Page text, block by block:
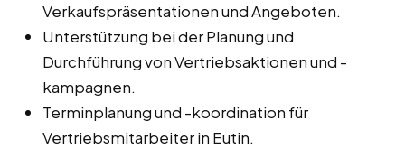
Verkaufspräsentationen und Angeboten.
Unterstützung bei der Planung und
Durchführung von Vertriebsaktionen und -
kampagnen.
Terminplanung und -koordination für
Vertriebsmitarbeiter in Eutin.